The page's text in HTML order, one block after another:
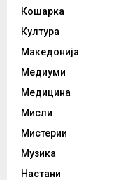
Кошарка
Култура
Македонија
Медиуми
Медицина
Мисли
Мистерии
Музика
Настани